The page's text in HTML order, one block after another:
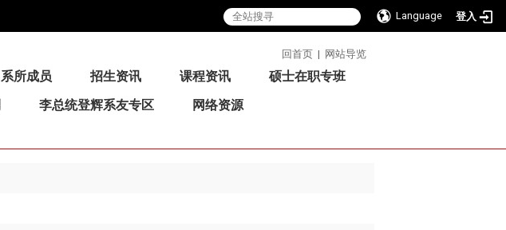
Language 登入
回首页 | 网站导览
系所成员 招生资讯 课程资讯
硕士在职专班
李总统登辉系友专区
网络资源